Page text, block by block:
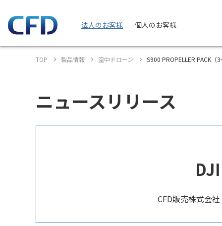
法人のお客様 個人のお客様
TOP 製品情報 空中ドローン S900 PROPELLER PACK
ニュースリリース
CFD販売株式会